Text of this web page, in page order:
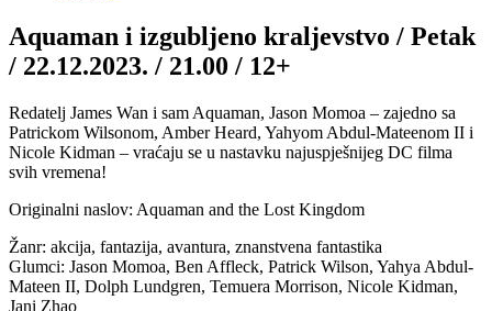
Aquaman i izgubljeno kraljevstvo / Petak
/ 22.12.2023. / 21.00 / 12+
Redatelj James Wan i sam Aquaman, Jason Momoa – zajedno sa
Patrickom Wilsonom, Amber Heard, Yahyom Abdul-Mateenom II i
Nicole Kidman – vraćaju se u nastavku najuspješnijeg DC filma
svih vremena!
Originalni naslov: Aquaman and the Lost Kingdom
Žanr: akcija, fantazija, avantura, znanstvena fantastika
Glumci: Jason Momoa, Ben Affleck, Patrick Wilson, Yahya Abdul-
Mateen II, Dolph Lundgren, Temuera Morrison, Nicole Kidman,
Jani Zhao